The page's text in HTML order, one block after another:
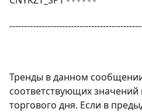
Тренды в данном
соответствующих
торгового дня. Если в